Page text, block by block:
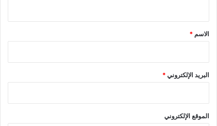
*
الاسم *
البريد الإلكتروني*
الموقع الإلكتروني